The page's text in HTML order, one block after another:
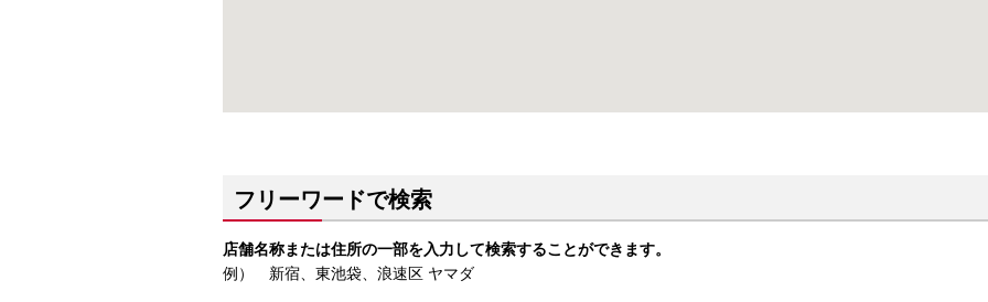
フリーワードで検索
店舗名称または住所の一部を入力して検索することができます。
例） 新宿、東池袋、浪速区 ヤマダ